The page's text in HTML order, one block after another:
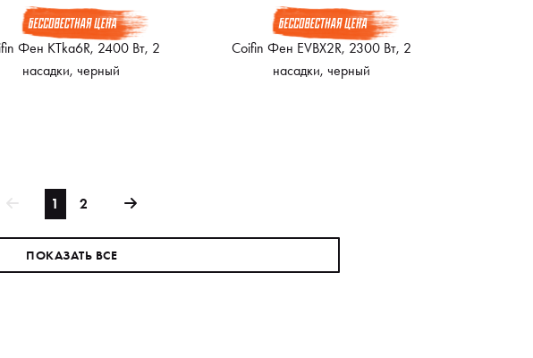
Фен KTka6R, 2400 Вт, 2
насадки, черный
Coifin Фен EVBX2R, 2300 Вт, 2
насадки, черный
1 2
ПОКАЗАТЬ ВСЕ